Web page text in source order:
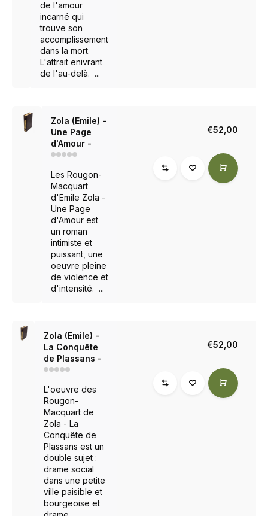
de l'amour
incarné qui
trouve son
accomplissement
dans la mort.
L'attrait enivrant
de l'au-delà. ...
Zola (Emile) -
Une Page
d'Amour -
Les Rougon-
Macquart
d'Emile Zola -
Une Page
d'Amour est
un roman
intimiste et
puissant, une
oeuvre pleine
de violence et
d'intensité. ...
€52,00
Zola (Emile) -
La Conquête
de Plassans -
L'oeuvre des
Rougon-
Macquart de
Zola - La
Conquête de
Plassans est un
double sujet :
drame social
dans une petite
ville paisible et
bourgeoise et
€52,00